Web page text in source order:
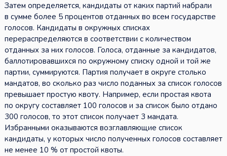
Затем определяется, кандидаты от каких партий набрали
в сумме более 5 процентов отданных во всем государстве
голосов. Кандидаты в окружных списках
перераспределяются в соответствии с количеством
отданных за них голосов. Голоса, отданные за кандидатов,
баллотировавшихся по окружному списку одной и той же
партии, суммируются. Партия получает в округе столько
мандатов, во сколько раз число поданных за список голосов
превышает простую квоту. Например, если простая квота
по округу составляет 100 голосов и за список было отдано
300 голосов, то этот список получает 3 мандата.
Избранными оказываются возглавляющие список
кандидаты, у которых число полученных голосов составляет
не менее 10 % от простой квоты.